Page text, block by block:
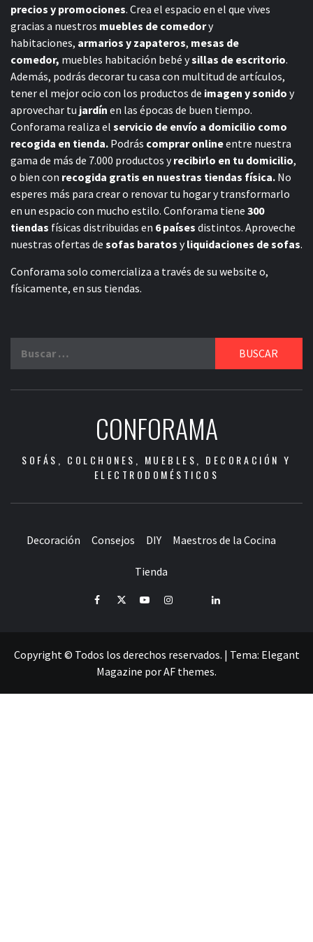
precios y promociones. Crea el espacio en el que vives
gracias a nuestros muebles de comedory
habitaciones, armarios y zapateros, mesas de
comedor, muebles habitación bebé ysillas de escritorio.
Además, podrás decorar tu casa con multitud de artículos,
tener el mejor ocio con los productos de imagen y sonido y
aprovechar tu jardín en las épocas de buen tiempo.
Conforama realiza el servicio de envío a domicilio como
recogida en tienda. Podrás comprar onlineentre nuestra
gama de más de 7.000 productos yrecibirlo en tu domicilio,
o bien con recogida gratis en nuestras tiendas física. No
esperes más para crear o renovar tu hogar y transformarlo
en un espacio con mucho estilo. Conforama tiene 300
tiendas físicas distribuidas en 6 países distintos. Aproveche
nuestras ofertas de sofas baratos yliquidaciones de sofas.
Conforama solo comercializa a través de su website o,
físicamente, en sus tiendas.
CONFORAMA
SOFÁS, COLCHONES, MUEBLES, DECORACIÓN Y
ELECTRODOMÉSTICOS
Decoración Consejos DIY Maestros de la Cocina
Tienda
FacebookTwitterYoutubeInstagramPinterestLinkedIn
Copyright © Todos los derechos reservados. | Tema: Elegant
Magazine porAF themes.